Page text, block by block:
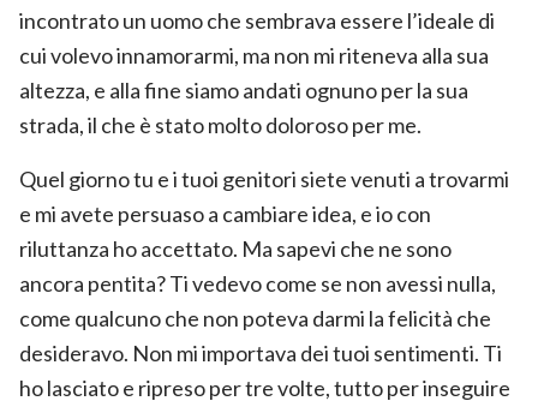
incontrato un uomo che sembrava essere l’ideale di
cui volevo innamorarmi, ma non mi riteneva alla sua
altezza, e alla fine siamo andati ognuno per la sua
strada, il che è stato molto doloroso per me.
Quel giorno tu e i tuoi genitori siete venuti a trovarmi
e mi avete persuaso a cambiare idea, e io con
riluttanza ho accettato. Ma sapevi che ne sono
ancora pentita? Ti vedevo come se non avessi nulla,
come qualcuno che non poteva darmi la felicità che
desideravo. Non mi importava dei tuoi sentimenti. Ti
ho lasciato e ripreso per tre volte, tutto per inseguire